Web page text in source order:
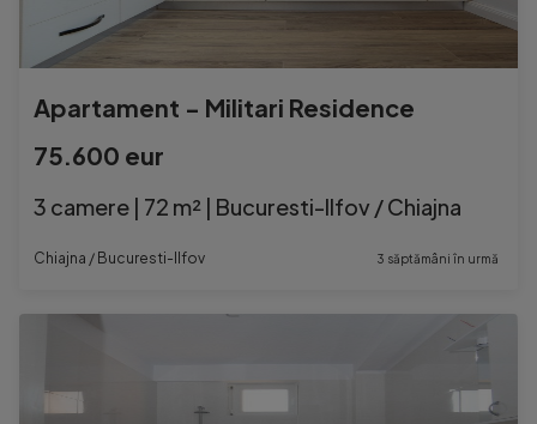
Apartament - Militari Residence
75.600 eur
3 camere | 72 m² | Bucuresti-Ilfov / Chiajna
Chiajna / Bucuresti-Ilfov 3 săptămâni în urmă